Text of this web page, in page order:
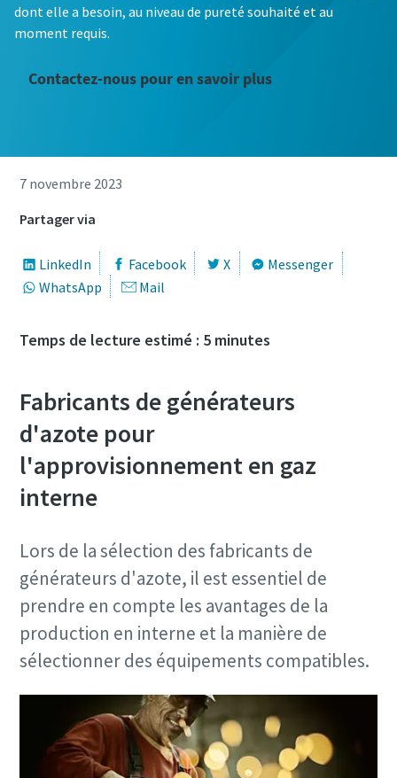
dont elle a besoin, au niveau de pureté souhaité et au
moment requis.
Contactez-nous pour en savoir plus
7 novembre 2023
Partager via
LinkedIn Facebook X
Messenger
WhatsApp
Mail
Temps de lecture estimé : 5 minutes
Fabricants de générateurs
d'azote pour
l'approvisionnement en gaz
interne
Lors de la sélection des fabricants de
générateurs d'azote, il est essentiel de
prendre en compte les avantages de la
production en interne et la manière de
sélectionner des équipements compatibles.